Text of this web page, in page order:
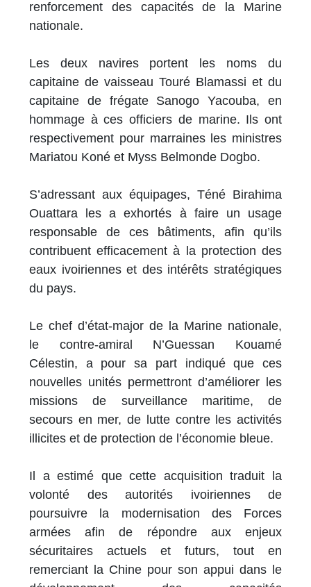
renforcement des capacités de la Marine
nationale.
Les deux navires portent les noms du
capitaine de vaisseau Touré Blamassi et du
capitaine de frégate Sanogo Yacouba, en
hommage à ces officiers de marine. Ils ont
respectivement pour marraines les ministres
Mariatou Koné et Myss Belmonde Dogbo.
S’adressant aux équipages, Téné Birahima
Ouattara les a exhortés à faire un usage
responsable de ces bâtiments, afin qu’ils
contribuent efficacement à la protection des
eaux ivoiriennes et des intérêts stratégiques
du pays.
Le chef d’état-major de la Marine nationale,
le contre-amiral N’Guessan Kouamé
Célestin, a pour sa part indiqué que ces
nouvelles unités permettront d’améliorer les
missions de surveillance maritime, de
secours en mer, de lutte contre les activités
illicites et de protection de l’économie bleue.
Il a estimé que cette acquisition traduit la
volonté des autorités ivoiriennes de
poursuivre la modernisation des Forces
armées afin de répondre aux enjeux
sécuritaires actuels et futurs, tout en
remerciant la Chine pour son appui dans le